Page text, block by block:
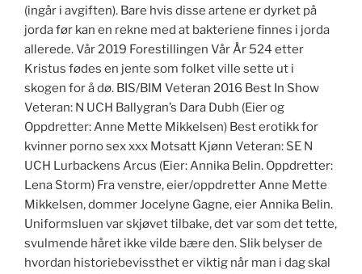
(ingår i avgiften). Bare hvis disse artene er dyrket på
jorda før kan en rekne med at bakteriene finnes i jorda
allerede. Vår 2019 Forestillingen Vår År 524 etter
Kristus fødes en jente som folket ville sette ut i
skogen for å dø. BIS/BIM Veteran 2016 Best In Show
Veteran: N UCH Ballygran’s Dara Dubh (Eier og
Oppdretter: Anne Mette Mikkelsen) Best erotikk for
kvinner porno sex xxx Motsatt Kjønn Veteran: SE N
UCH Lurbackens Arcus (Eier: Annika Belin. Oppdretter:
Lena Storm) Fra venstre, eier/oppdretter Anne Mette
Mikkelsen, dommer Jocelyne Gagne, eier Annika Belin.
Uniformsluen var skjøvet tilbake, det var som det tette,
svulmende håret ikke vilde bære den. Slik belyser de
hvordan historiebevissthet er viktig når man i dag skal